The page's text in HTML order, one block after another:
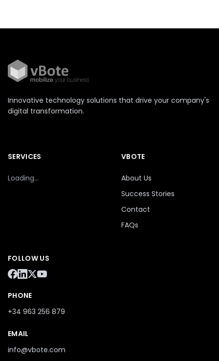
Innovative technology solutions that drive your company's
digital transformation.
SERVICES
Loading...
VBOTE
About Us
Success Stories
Contact
FAQs
FOLLOW US
PHONE
+34 963 256 879
EMAIL
info@vbote.com